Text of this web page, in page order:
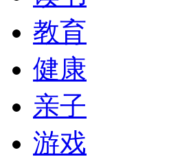
教育
健康
亲子
游戏